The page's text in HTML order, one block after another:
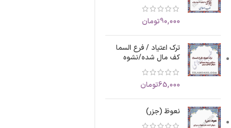
90,000تومان
ترک اعتیاد / فرع السما
کف مال شده/نشوه
65,000تومان
نعوظ (جزر)